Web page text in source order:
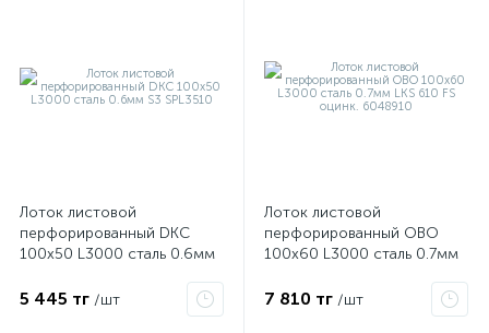
Лоток листовой
перфорированный DKC
100х50 L3000 сталь 0.6мм
5 445 тг /шт
Лоток листовой
перфорированный OBO
100х60 L3000 сталь 0.7мм
7 810 тг /шт